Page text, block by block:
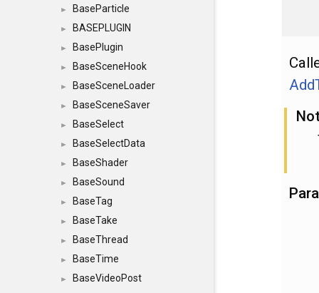
► BaseParticle
► BASEPLUGIN
► BasePlugin
► BaseSceneHook
► BaseSceneLoader
► BaseSceneSaver
► BaseSelect
► BaseSelectData
► BaseShader
► BaseSound
► BaseTag
► BaseTake
► BaseThread
► BaseTime
►
BaseVideoPost